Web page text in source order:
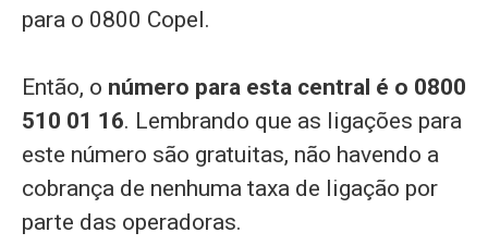
para o 0800 Copel.
Então, o número para esta central é o 0800
510 01 16. Lembrando que as ligações para
este número são gratuitas, não havendo a
cobrança de nenhuma taxa de ligação por
parte das operadoras.